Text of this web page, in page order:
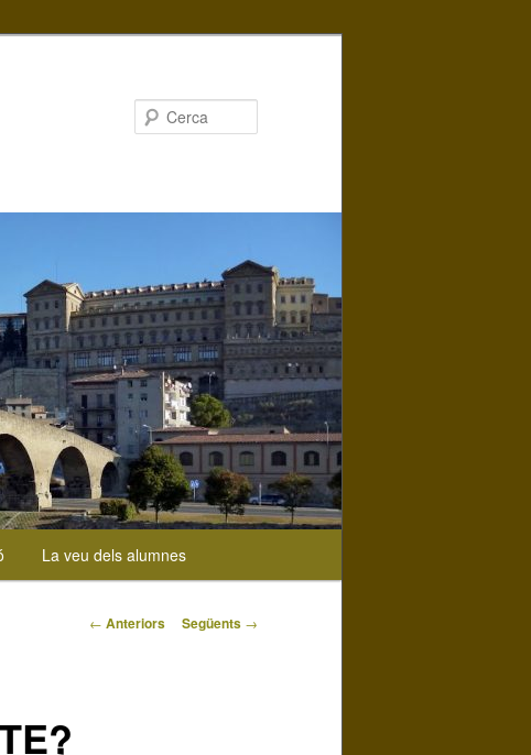
La veu dels alumnes
Navegació
← Anteriors Següents →